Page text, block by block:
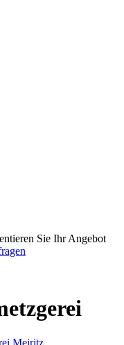
Sie Ihr Angebot